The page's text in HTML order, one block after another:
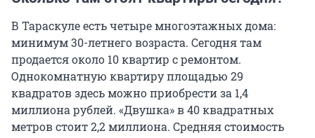
В Тараскуле есть четыре многоэтажных дома:
минимум 30-летнего возраста. Сегодня там
продается около 10 квартир с ремонтом.
Однокомнатную квартиру площадью 29
квадратов здесь можно приобрести за 1,4
миллиона рублей. «Двушка» в 40 квадратных
метров стоит 2,2 миллиона. Средняя стоимость